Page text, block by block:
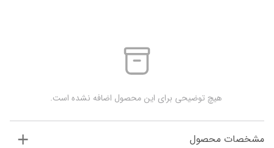
هیچ توضیحی برای این محصول اضافه نشده است.
مشخصات محصول